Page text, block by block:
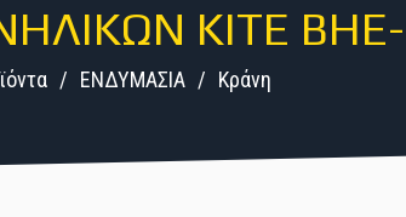
KITE
ΕΝΔΥΜΑΣΙΑ Κράνη